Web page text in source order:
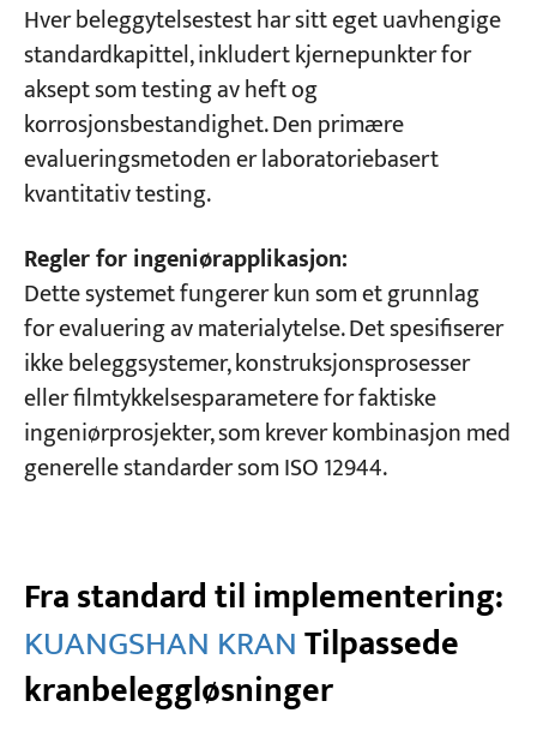
Hver beleggytelsestest har sitt eget uavhengige
standardkapittel, inkludert kjernepunkter for
aksept som testing av heft og
korrosjonsbestandighet. Den primære
evalueringsmetoden er laboratoriebasert
kvantitativ testing.
Regler for ingeniørapplikasjon:
Dette systemet fungerer kun som et grunnlag
for evaluering av materialytelse. Det spesifiserer
ikke beleggsystemer, konstruksjonsprosesser
eller filmtykkelsesparametere for faktiske
ingeniørprosjekter, som krever kombinasjon med
generelle standarder som ISO 12944.
Fra standard til implementering:
KUANGSHAN KRANTilpassede
kranbeleggløsninger